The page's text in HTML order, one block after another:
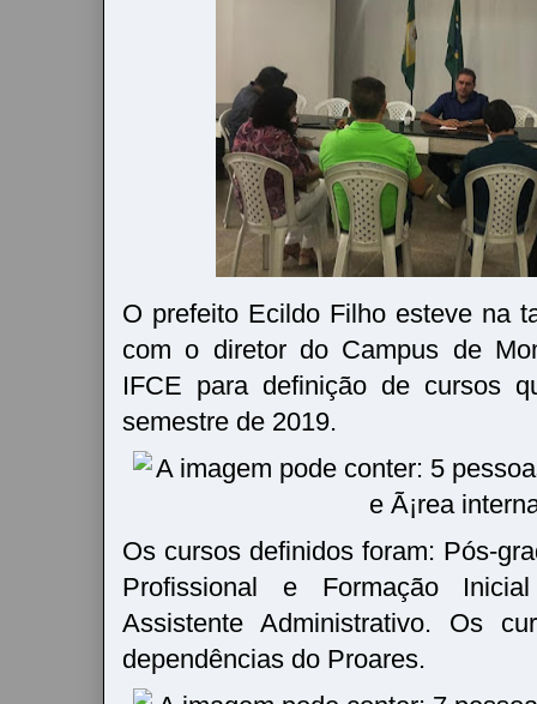
O prefeito Ecildo Filho esteve na
com o diretor do Campus de
IFCE para definição de cursos
semestre de 2019.
Os cursos definidos foram: Pós-
Profissional e Formação
Assistente Administrativo. Os
dependências do Proares.